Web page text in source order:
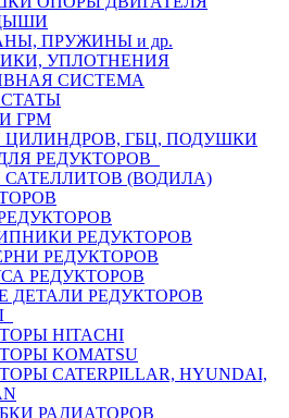
ПРУЖИНЫ и др.
УПЛОТНЕНИЯ
СИСТЕМА
ГРМ
ЦИЛИНДРОВ, ГБЦ, ПОДУШКИ
РЕДУКТОРОВ
САТЕЛЛИТОВ (ВОДИЛА)
РЕДУКТОРОВ
РЕДУКТОРОВ
РЕДУКТОРОВ
ДЕТАЛИ РЕДУКТОРОВ
HITACHI
KOMATSU
CATERPILLAR, HYUNDAI,
РАДИАТОРОВ